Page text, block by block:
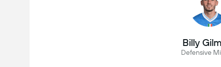
Billy
Defensive